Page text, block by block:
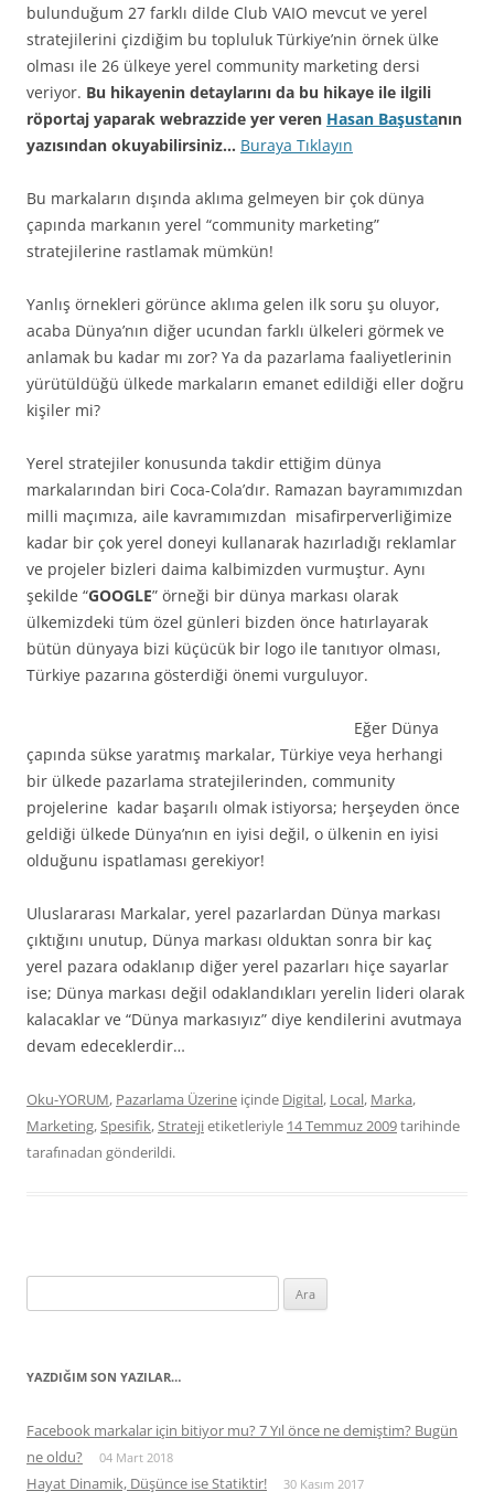
bulunduğum 27 farklı dilde Club VAIO mevcut ve yerel
stratejilerini çizdiğim bu topluluk Türkiye’nin örnek ülke
olması ile 26 ülkeye yerel community marketing dersi
veriyor. Bu hikayenin detaylarını da bu hikaye ile ilgili
röportaj yaparak webrazzide yer veren Hasan Başustanın
yazısından okuyabilirsiniz… Buraya Tıklayın
Bu markaların dışında aklıma gelmeyen bir çok dünya
çapında markanın yerel “community marketing”
stratejilerine rastlamak mümkün!
Yanlış örnekleri görünce aklıma gelen ilk soru şu oluyor,
acaba Dünya’nın diğer ucundan farklı ülkeleri görmek ve
anlamak bu kadar mı zor? Ya da pazarlama faaliyetlerinin
yürütüldüğü ülkede markaların emanet edildiği eller doğru
kişiler mi?
Yerel stratejiler konusunda takdir ettiğim dünya
markalarından biri Coca-Cola’dır. Ramazan bayramımızdan
milli maçımıza, aile kavramımızdan misafirperverliğimize
kadar bir çok yerel doneyi kullanarak hazırladığı reklamlar
ve projeler bizleri daima kalbimizden vurmuştur. Aynı
şekilde “GOOGLE” örneği bir dünya markası olarak
ülkemizdeki tüm özel günleri bizden önce hatırlayarak
bütün dünyaya bizi küçücük bir logo ile tanıtıyor olması,
Türkiye pazarına gösterdiği önemi vurguluyor.
Eğer Dünya
çapında sükse yaratmış markalar, Türkiye veya herhangi
bir ülkede pazarlama stratejilerinden, community
projelerine kadar başarılı olmak istiyorsa; herşeyden önce
geldiği ülkede Dünya’nın en iyisi değil, o ülkenin en iyisi
olduğunu ispatlaması gerekiyor!
Uluslararası Markalar, yerel pazarlardan Dünya markası
çıktığını unutup, Dünya markası olduktan sonra bir kaç
yerel pazara odaklanıp diğer yerel pazarları hiçe sayarlar
ise; Dünya markası değil odaklandıkları yerelin lideri olarak
kalacaklar ve “Dünya markasıyız” diye kendilerini avutmaya
devam edeceklerdir…
Oku-YORUM, Pazarlama Üzerine içinde Digital, Local, Marka,
Marketing,Spesifik,Stratejietiketleriyle 14 Temmuz 2009tarihinde
tarafınadan gönderildi.
YAZDIĞIM SON YAZILAR…
Facebook markalar için bitiyor mu? 7 Yıl önce ne demiştim? Bugün
ne oldu?
04 Mart 2018
Hayat Dinamik, Düşünce ise Statiktir! 30 Kasım 2017